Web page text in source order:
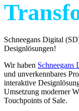
Schneegans Digital
Designlösungen!
Wir haben Schneegans
und unverkennbares
interaktive
Umsetzung moderner
Touchpoints of Sale.